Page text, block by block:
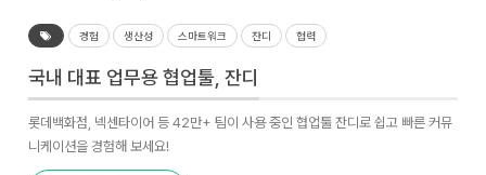
경험 생산성 스마트워크 잔디 협력
국내 대표 업무용 협업툴, 잔디
롯데백화점, 넥센타이어 등 42만+ 팀이 사용 중인 협업툴 잔디로 쉽고 빠른 커뮤
니케이션을 경험해 보세요!